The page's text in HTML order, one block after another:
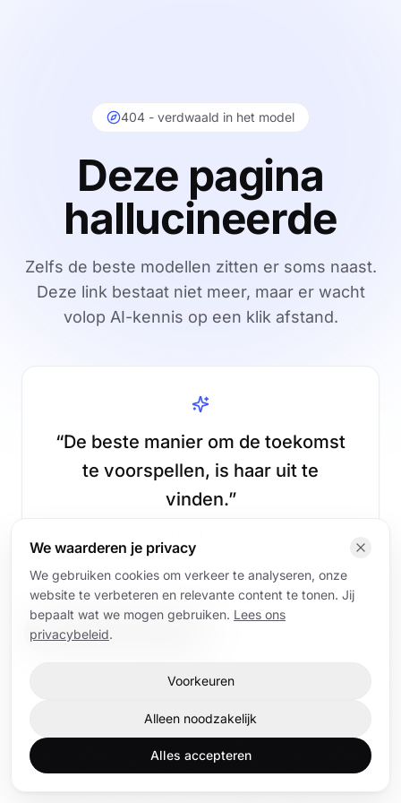
We waarderen je privacy
We gebruiken cookies om verkeer te analyseren, onze
website te verbeteren en relevante content te tonen. Jij
bepaalt wat we mogen gebruiken. Lees ons
privacybeleid.
Voorkeuren
Alleen noodzakelijk
Alles accepteren
404 - verdwaald in het model
Deze pagina
hallucineerde
Zelfs de beste modellen zitten er soms naast.
Deze link bestaat niet meer, maar er wacht
volop AI-kennis op een klik afstand.
“De beste manier om de toekomst
te voorspellen, is haar uit te
vinden.”
Lees AI-artikelen
AI-artikelen AI-trainingen